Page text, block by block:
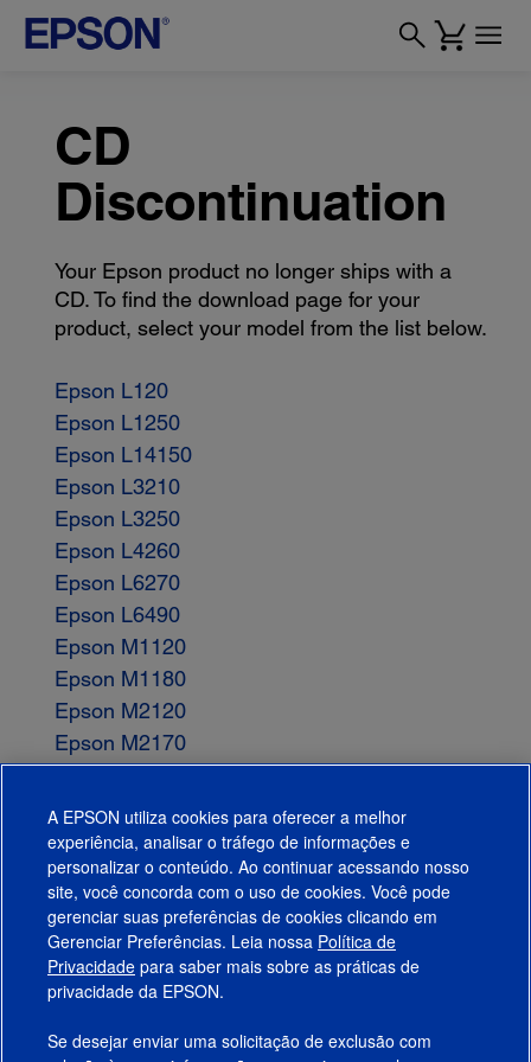
CD
Discontinuation
Your Epson product no longer ships with a
CD. To find the download page for your
product, select your model from the list below.
Epson L120
Epson L1250
Epson L14150
Epson L3210
Epson L3250
Epson L4260
Epson L6270
Epson L6490
Epson M1120
Epson M1180
Epson M2120
Epson M2170
Epson M3180
WorkForce WF-100
Produtos
Suporte
Links Sugeridos
A EPSON utiliza cookies para oferecer a melhor
experiência, analisar o tráfego de informações e
personalizar o conteúdo. Ao continuar acessando nosso
site, você concorda com o uso de cookies. Você pode
gerenciar suas preferências de cookies clicando em
Gerenciar Preferências. Leia nossa Política de
Privacidade para saber mais sobre as práticas de
privacidade da EPSON.
Se desejar enviar uma solicitação de exclusão com